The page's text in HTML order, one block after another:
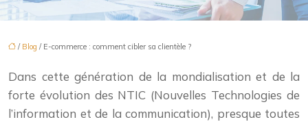
/ Blog / E-commerce : comment cibler sa clientèle ?
Dans cette génération de la mondialisation et de la
forte évolution des NTIC (Nouvelles Technologies de
l’information et de la communication), presque toutes